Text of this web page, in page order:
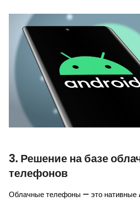
3. Решение на базе
телефонов
Облачные телефоны — это